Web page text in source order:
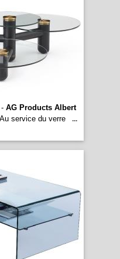
AG Products Albert
service du verre
...